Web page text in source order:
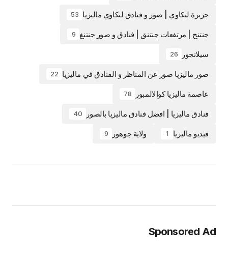
جزيرة لنكاوي | صور و فنادق لنكاوي ماليزيا 53
جنتنج | مرتفعات جنتنق | فنادق و صور جنتنغ 9
سيلانجور 26
صور ماليزيا صور عن المناظر و الفنادق في ماليزيا 22
عاصمة ماليزيا كوالالمبور 78
فنادق ماليزيا | افضل فنادق ماليزيا بالصور 40
فيديو ماليزيا 1 ولاية جوهور 9
Sponsored Ad